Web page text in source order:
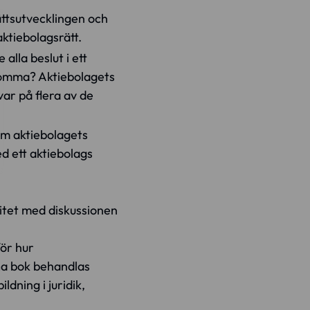
och
alla beslut i ett
Aktiebolagets
på flera av de
aktiebolagets
ett aktiebolags
med diskussionen
hur
bok behandlas
i juridik,